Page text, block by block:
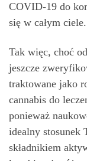
COVID-19 do
się w całym ciele.
Tak więc, choć
jeszcze
traktowane jako
cannabis do
ponieważ
idealny stosunek
składnikiem